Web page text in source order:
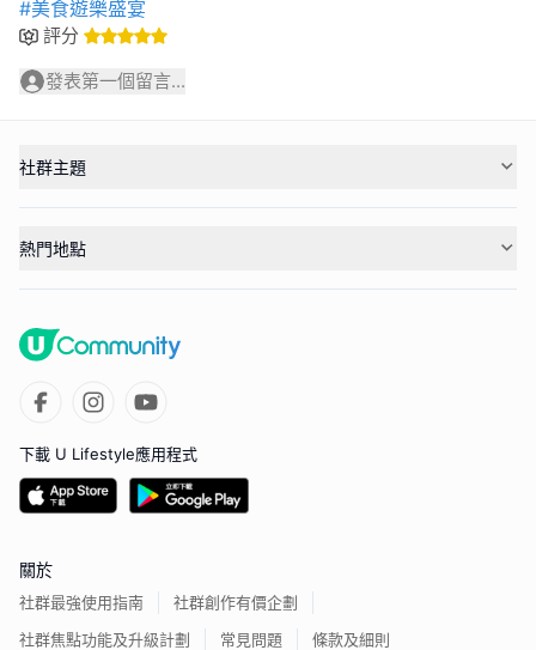
#美食遊樂盛宴
評分
發表第一個留言...
社群主題
熱門地點
下載 U Lifestyle應用程式
關於
社群最強使用指南
社群創作有價企劃
社群焦點功能及升級計劃
常見問題 條款及細則